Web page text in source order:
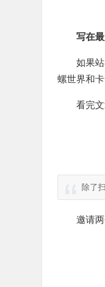
写在最
如果
螺世界和
看完
除了
邀请